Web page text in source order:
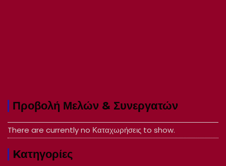
Προβολή Μελών & Συνεργατών
There are currently no Καταχωρήσεις to show.
Kατηγορίες